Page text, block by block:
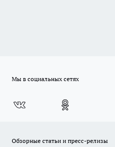
Мы в социальных сетях
Обзорные статьи и пресс-релизы